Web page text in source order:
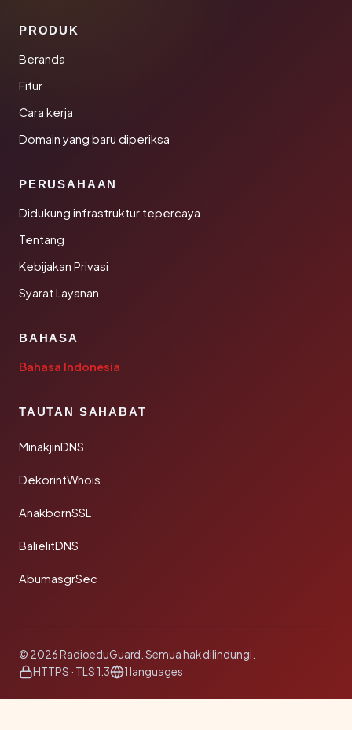
PRODUK
Beranda
Fitur
Cara kerja
Domain yang baru diperiksa
PERUSAHAAN
Didukung infrastruktur tepercaya
Tentang
Kebijakan Privasi
Syarat Layanan
BAHASA
Bahasa Indonesia
TAUTAN SAHABAT
MinakjinDNS
DekorintWhois
AnakbornSSL
BalielitDNS
AbumasgrSec
© 2026 RadioeduGuard. Semua hak dilindungi.
HTTPS · TLS 1.3
1 languages